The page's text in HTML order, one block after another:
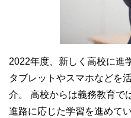
2022年度、新しく高校に進
タブレットやスマホなどを
介。 高校からは義務教育で
進路に応じた学習を進めて